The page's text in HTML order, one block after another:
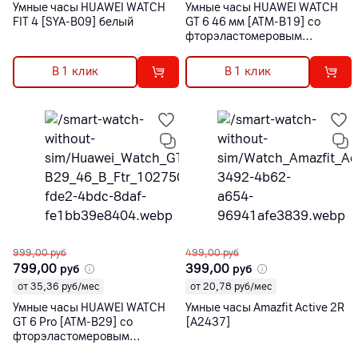
Умные часы HUAWEI WATCH
FIT 4 [SYA-B09] белый
В 1 клик
Умные часы HUAWEI WATCH
GT 6 46 мм [ATM-B19] со
фторэластомеровым
В 1 клик
999,00 руб
799,00 руб
от 35,36 руб/мес
Умные часы HUAWEI WATCH
GT 6 Pro [ATM-B29] со
фторэластомеровым
499,00 руб
399,00 руб
от 20,78 руб/мес
Умные часы Amazfit Active 2R
[A2437]